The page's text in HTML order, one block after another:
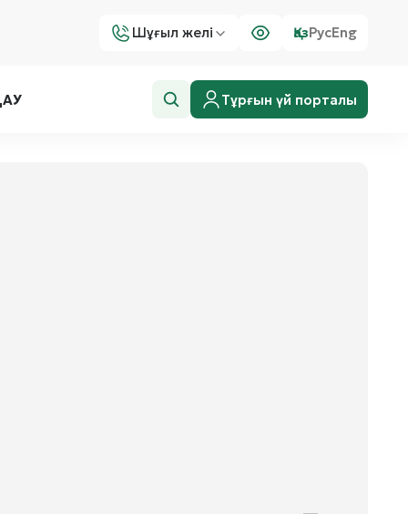
Шұғыл желі ҚазРусEng
Тұрғын үй порталы